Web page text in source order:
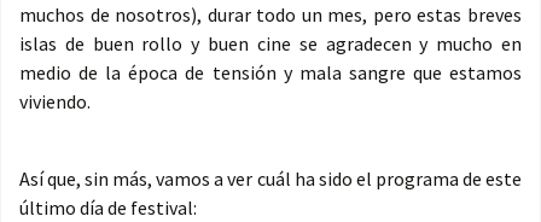
muchos de nosotros), durar todo un mes, pero estas breves
islas de buen rollo y buen cine se agradecen y mucho en
medio de la época de tensión y mala sangre que estamos
viviendo.
Así que, sin más, vamos a ver cuál ha sido el programa de este
último día de festival: